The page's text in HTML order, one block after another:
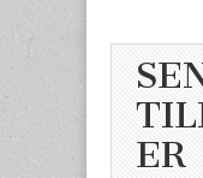
menu
ER